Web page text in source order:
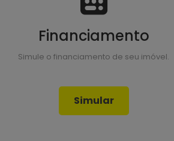
Financiamento
Simule o financiamento de seu imóvel.
Simular